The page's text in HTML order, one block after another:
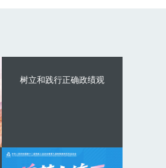
树立和践行正确政绩观